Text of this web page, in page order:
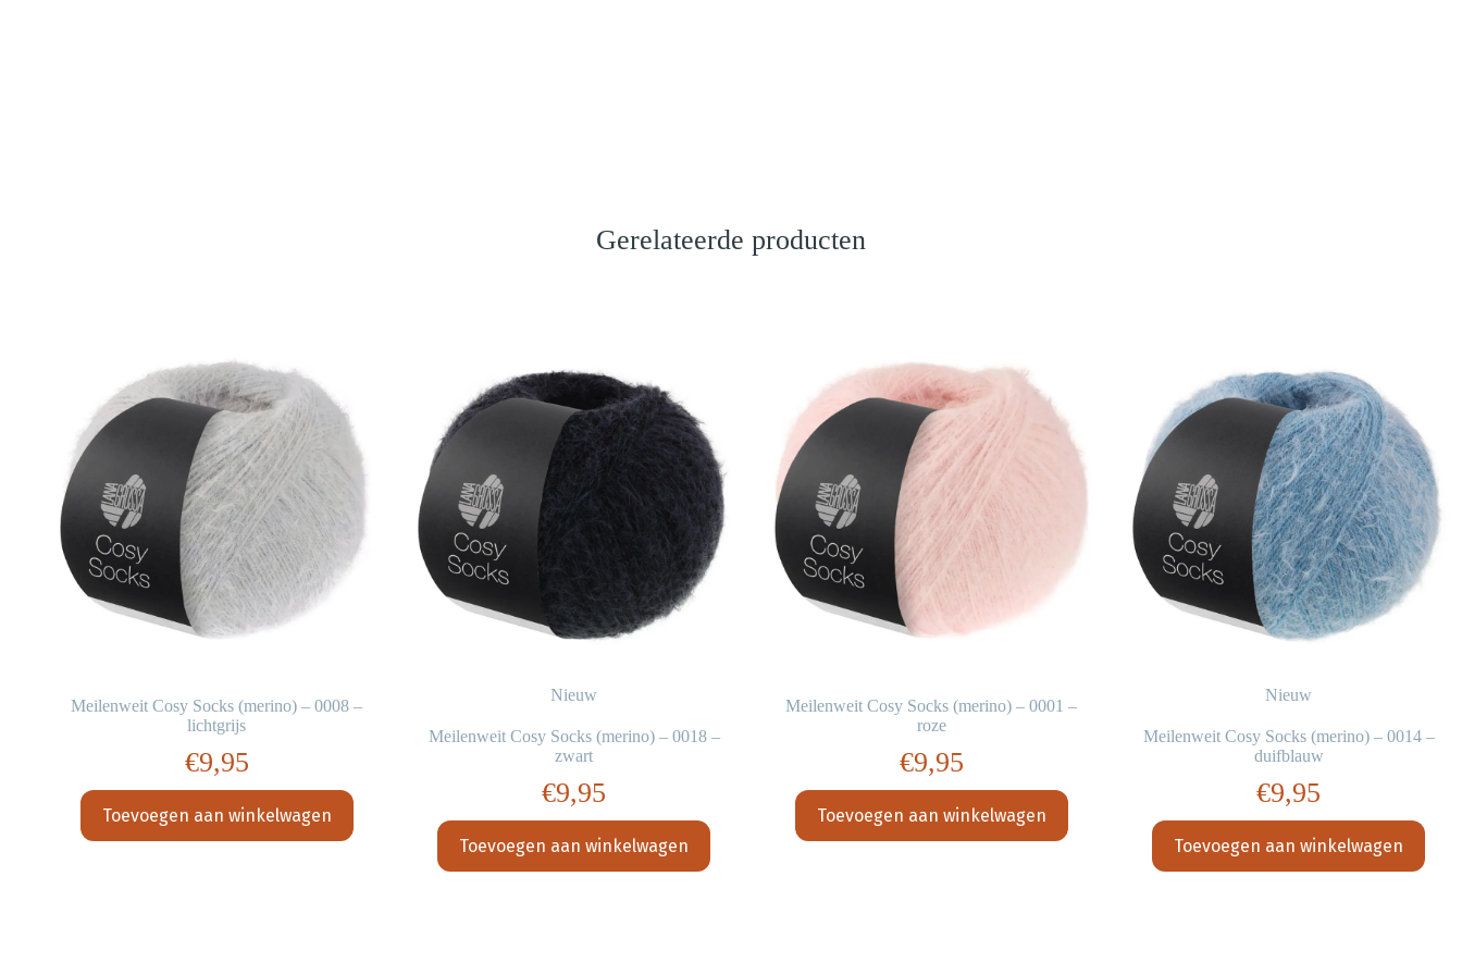
Gerelateerde producten
Meilenweit Cosy Socks (merino) – 0008 –
lichtgrijs
€9,95
Toevoegen aan winkelwagen
Nieuw
Meilenweit Cosy Socks (merino) – 0018 –
zwart
€9,95
Toevoegen aan winkelwagen
Meilenweit Cosy Socks (merino) – 0001 –
roze
€9,95
Toevoegen aan winkelwagen
Nieuw
Meilenweit Cosy Socks (merino) – 0014 –
duifblauw
€9,95
Toevoegen aan winkelwagen